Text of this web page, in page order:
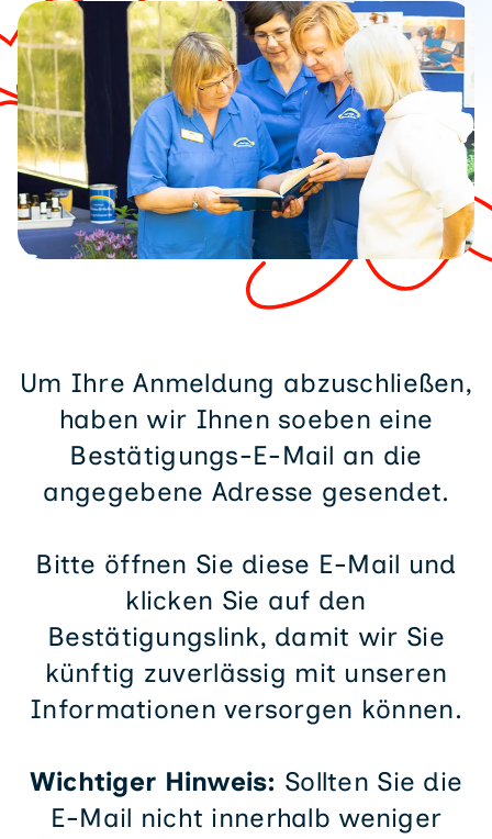
Um Ihre Anmeldung abzuschließen,
haben wir Ihnen soeben eine
Bestätigungs-E-Mail an die
angegebene Adresse gesendet.
Bitte öffnen Sie diese E-Mail und
klicken Sie auf den
Bestätigungslink, damit wir Sie
künftig zuverlässig mit unseren
Informationen versorgen können.
Wichtiger Hinweis: Sollten Sie die
E-Mail nicht innerhalb weniger